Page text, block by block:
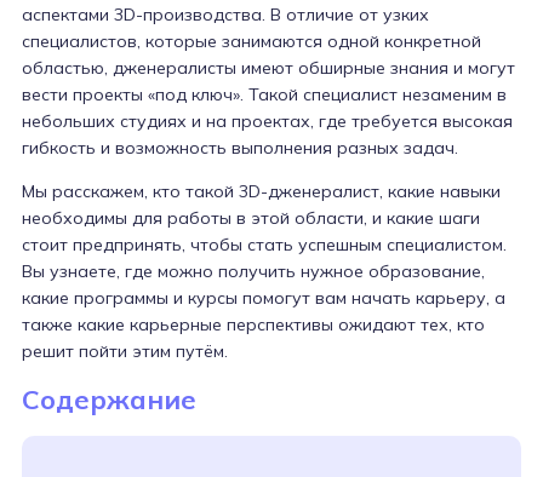
аспектами 3D-производства. В отличие от узких
специалистов, которые занимаются одной конкретной
областью, дженералисты имеют обширные знания и могут
вести проекты «под ключ». Такой специалист незаменим в
небольших студиях и на проектах, где требуется высокая
гибкость и возможность выполнения разных задач.
Мы расскажем, кто такой 3D-дженералист, какие навыки
необходимы для работы в этой области, и какие шаги
стоит предпринять, чтобы стать успешным специалистом.
Вы узнаете, где можно получить нужное образование,
какие программы и курсы помогут вам начать карьеру, а
также какие карьерные перспективы ожидают тех, кто
решит пойти этим путём.
Содержание